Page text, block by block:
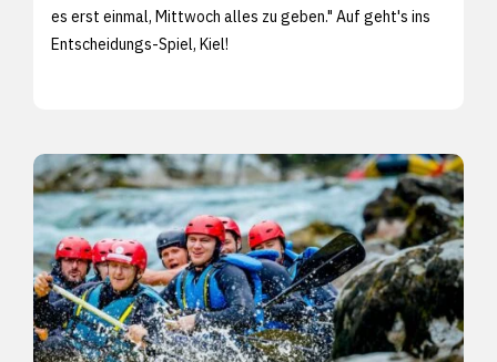
es erst einmal, Mittwoch alles zu geben." Auf geht's ins
Entscheidungs-Spiel, Kiel!